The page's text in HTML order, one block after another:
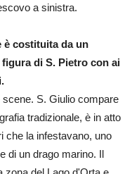
a sinistra.
è costituita da un
di S. Pietro con ai
S. Giulio compare
tradizionale, è in atto
che la infestavano, uno
di un drago marino. Il